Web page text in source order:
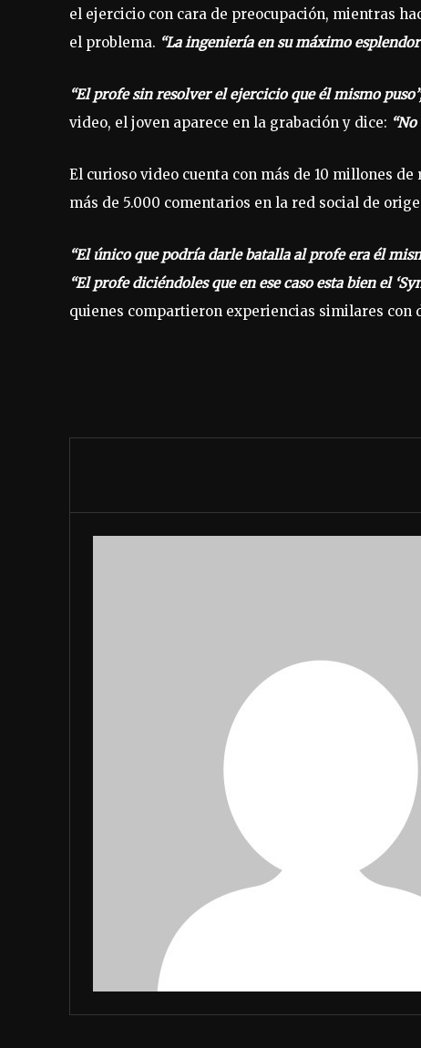
el ejercicio con cara de preocupación, mientras
el problema. “La ingeniería en su máximo
“El profe sin resolver el ejercicio que él mismo
video, el joven aparece en la grabación y dice:
El curioso video cuenta con más de 10 millones
más de 5.000 comentarios en la red social de
“El único que podría darle batalla al profe era él
“El profe diciéndoles que en ese caso esta bien el
quienes compartieron experiencias similares con